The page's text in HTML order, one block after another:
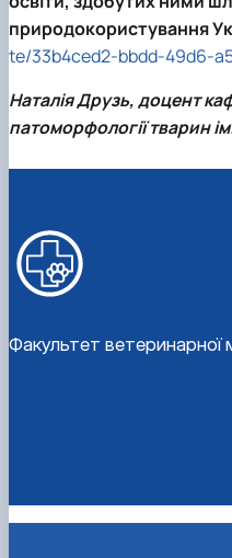
природокористування
te/33b4ced2-bbdd-49d6-
Наталія Друзь, доцент
патоморфології тварин
Факультет ветеринарної